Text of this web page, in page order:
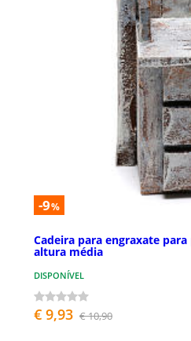
-9%
Cadeira para engraxate
altura média
DISPONÍVEL
€ 9,93 € 10,90